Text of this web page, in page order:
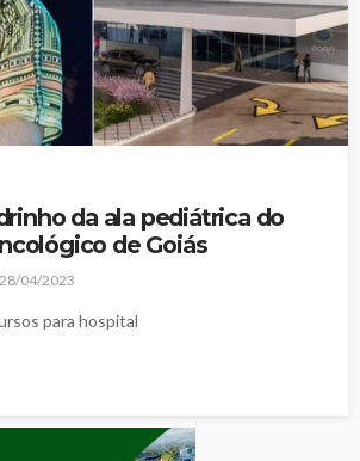
da ala pediátrica do
de Goiás
28/04/2023
para hospital